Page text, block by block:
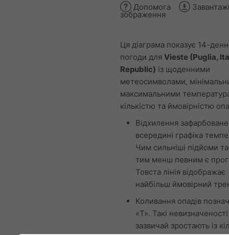
Допомога
зображення
Ця діаграма показує 14-
погоди для Vieste (Puglia,
Republic) із щоденними
метеосимволами,
максимальними
кількістю та ймовірністю
Відхилення зафарбоване
всередині графіка
Чим сильніші підйоми
тим менш певним є
Товста лінія відображає
найбільш ймовірний
Коливання опадів
«T». Такі невизначеності
зазвичай зростають із